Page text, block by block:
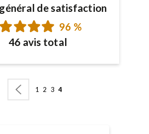
de satisfaction
96 %
46 avis total
1 2 3 4